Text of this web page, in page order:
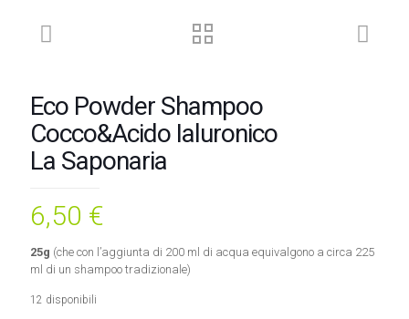
Eco Powder Shampoo
Cocco&Acido Ialuronico
La Saponaria
6,50 €
25g (che con l’aggiunta di 200 ml di acqua equivalgono a circa 225
ml di un shampoo tradizionale)
12 disponibili